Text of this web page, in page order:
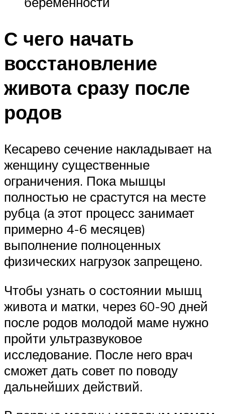
С чего начать
восстановление
живота сразу после
родов
Кесарево сечение накладывает на
женщину существенные
ограничения. Пока мышцы
полностью не срастутся на месте
рубца (а этот процесс занимает
примерно 4-6 месяцев)
выполнение полноценных
физических нагрузок запрещено.
Чтобы узнать о состоянии мышц
живота и матки, через 60-90 дней
после родов молодой маме нужно
пройти ультразвуковое
исследование. После него врач
сможет дать совет по поводу
дальнейших действий.